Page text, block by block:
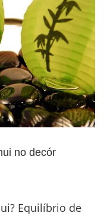
no decór
Equilíbrio de